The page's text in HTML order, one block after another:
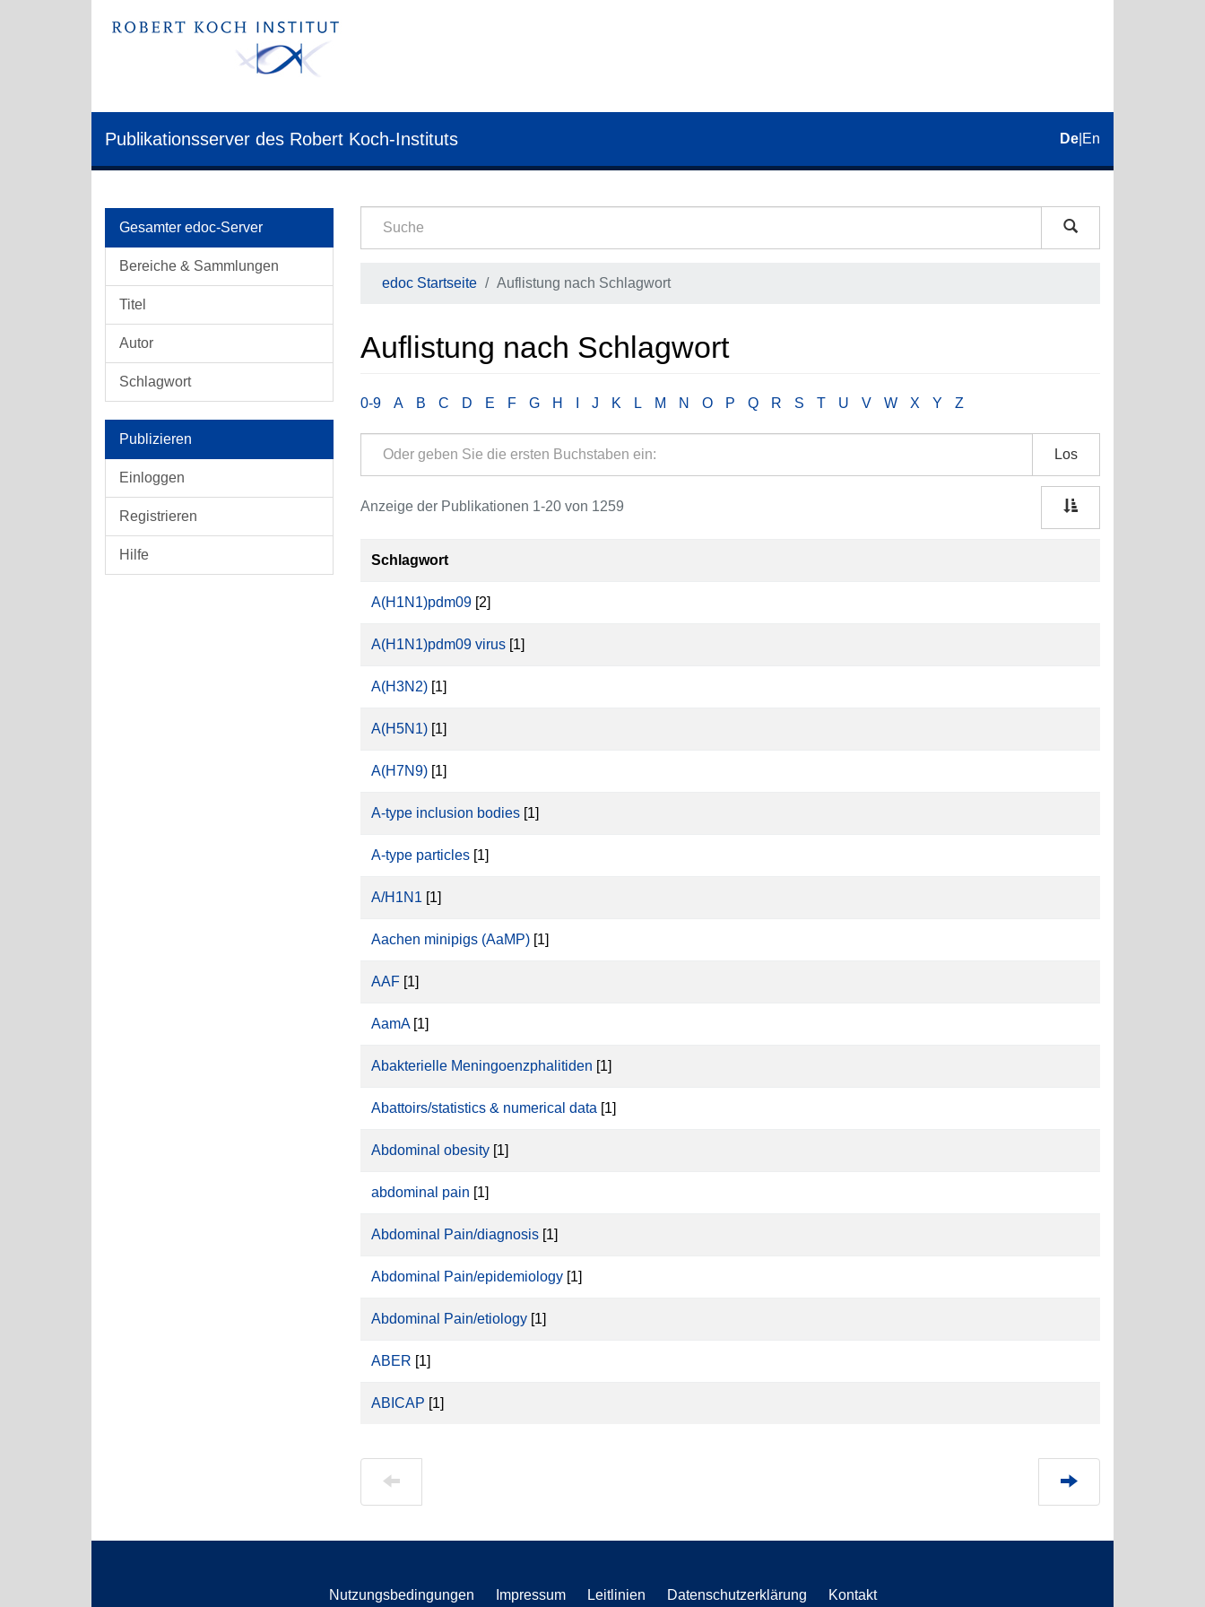
Publikationsserver des Robert Koch-Instituts De En
Gesamter edoc-Server
Bereiche & Sammlungen
Titel
Autor
Schlagwort
Publizieren
Einloggen
Registrieren
Hilfe
edoc Startseite Auflistung nach Schlagwort
Auflistung nach Schlagwort
0-9 A B C D E F G H J K L M N O P Q R S T U V W X Y Z
Los
Anzeige der Publikationen 1-20 von 1259
Schlagwort
A(H1N1)pdm09 [2]
A(H1N1)pdm09 virus [1]
A(H3N2) [1]
A(H5N1) [1]
A(H7N9) [1]
A-type inclusion bodies [1]
A-type particles [1]
A/H1N1 [1]
Aachen minipigs (AaMP) [1]
AAF [1]
AamA[1]
Abakterielle Meningoenzphalitiden [1]
Abattoirs/statistics & numerical data [1]
Abdominal obesity [1]
abdominal pain [1]
Abdominal Pain/diagnosis [1]
Abdominal Pain/epidemiology [1]
Abdominal Pain/etiology [1]
ABER [1]
ABICAP [1]
Nutzungsbedingungen Impressum Leitlinien Datenschutzerklärung Kontakt